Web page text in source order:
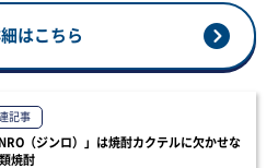
はこちら
記事
（ジンロ）」は焼酎カクテルに欠かせな
焼酎